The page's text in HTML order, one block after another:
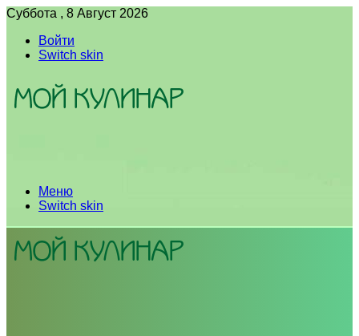
Суббота , 8 Август 2026
Войти
Switch skin
Меню
Switch skin